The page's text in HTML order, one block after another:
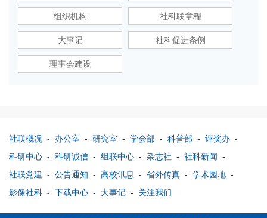
组织机构 社科联章程
大事记 社科促进条例
理事会建设
社联概况 - 办公室 - 研究室 - 学会部 - 科普部 - 评奖办 -
科研中心 - 科研诚信 - 组联中心 - 杂志社 - 社科新闻 -
社联党建 - 公告通知 - 高校讯息 - 省外传真 - 学术园地 -
影像社科 - 下载中心 - 大事记 - 关注我们